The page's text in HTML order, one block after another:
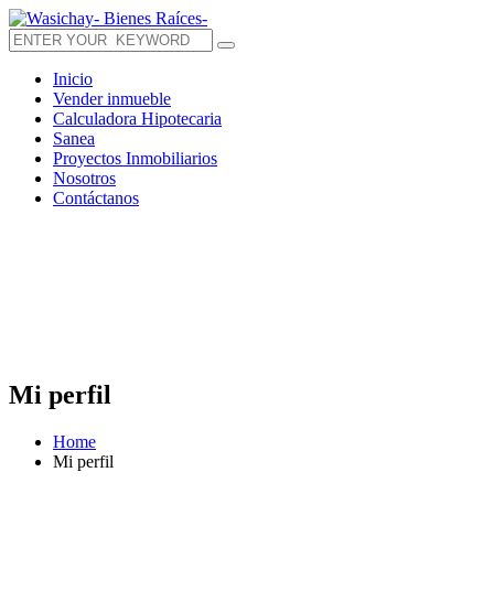
Inicio
Vender inmueble
Calculadora Hipotecaria
Sanea
Proyectos Inmobiliarios
Nosotros
Contáctanos
Mi perfil
Home
Mi perfil